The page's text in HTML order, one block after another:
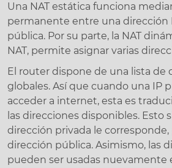
Una NAT estática funciona
permanente entre una dirección
pública. Por su parte, la NAT
NAT, permite asignar varias
El router dispone de una lista de
globales. Así que cuando una IP
acceder a internet, esta es
las direcciones disponibles. Esto
dirección privada le corresponde,
dirección pública. Asimismo, las
pueden ser usadas nuevamente